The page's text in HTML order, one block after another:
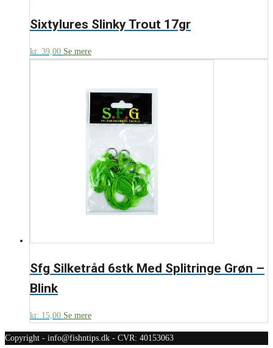
Sixtylures Slinky Trout 17gr
kr. 39,00 Se mere
Sfg Silketråd 6stk Med Splitringe Grøn –
Blink
kr. 15,00 Se mere
Copyright - info@fishntips.dk - CVR: 40153063